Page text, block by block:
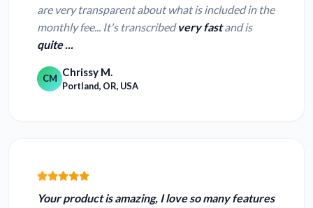
are very transparent about what is included in the
monthly fee... It's transcribedvery fastand is
quite ...
CM Chrissy M.
Portland, OR, USA
Your product is amazing, I love so many features